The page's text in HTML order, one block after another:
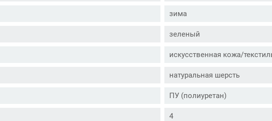
зима
зеленый
искусственная кожа/
натуральная шерсть
ПУ (полиуретан)
4